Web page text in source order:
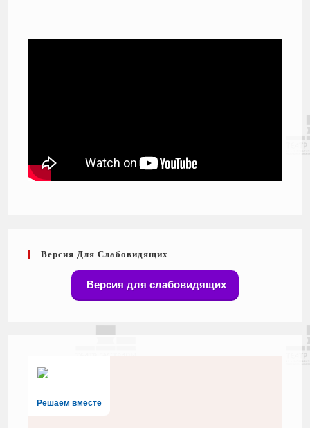
Версия Для Слабовидящих
Версия для слабовидящих
Решаем вместе